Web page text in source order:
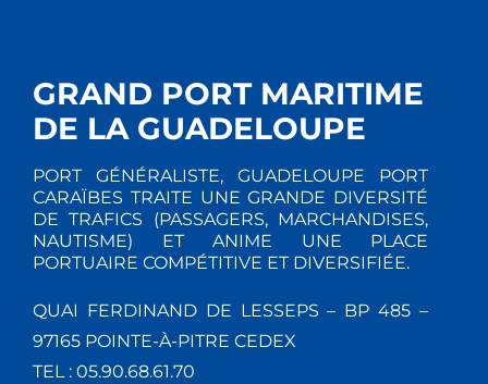
GRAND PORT MARITIME
DE LA GUADELOUPE
PORT GÉNÉRALISTE, GUADELOUPE PORT
CARAÏBES TRAITE UNE GRANDE DIVERSITÉ
DE TRAFICS (PASSAGERS, MARCHANDISES,
NAUTISME) ET ANIME UNE PLACE
PORTUAIRE COMPÉTITIVE ET DIVERSIFIÉE.
QUAI FERDINAND DE LESSEPS – BP 485 –
97165 POINTE-À-PITRE CEDEX
TEL : 05.90.68.61.70